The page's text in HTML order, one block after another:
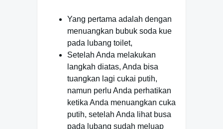
Yang pertama adalah dengan
menuangkan bubuk soda kue
pada lubang toilet,
Setelah Anda melakukan
langkah diatas, Anda bisa
tuangkan lagi cukai putih,
namun perlu Anda perhatikan
ketika Anda menuangkan cuka
putih, setelah Anda lihat busa
pada lubang sudah meluap